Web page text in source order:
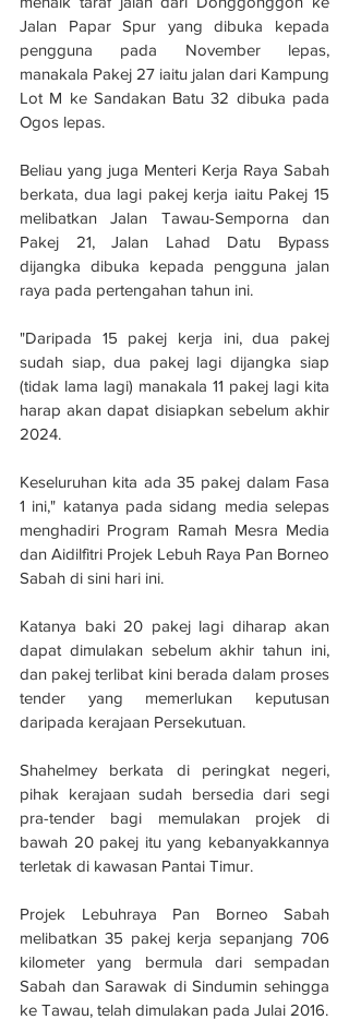
Jalan Papar Spur yang dibuka kepada
pengguna pada November lepas,
manakala Pakej 27 iaitu jalan dari Kampung
Lot M ke Sandakan Batu 32 dibuka pada
Ogos lepas.
Beliau yang juga Menteri Kerja Raya Sabah
berkata, dua lagi pakej kerja iaitu Pakej 15
melibatkan Jalan Tawau-Semporna dan
Pakej 21, Jalan Lahad Datu Bypass
dijangka dibuka kepada pengguna jalan
raya pada pertengahan tahun ini.
"Daripada 15 pakej kerja ini, dua pakej
sudah siap, dua pakej lagi dijangka siap
(tidak lama lagi) manakala 11 pakej lagi kita
harap akan dapat disiapkan sebelum akhir
2024.
Keseluruhan kita ada 35 pakej dalam Fasa
1 ini," katanya pada sidang media selepas
menghadiri Program Ramah Mesra Media
dan Aidilfitri Projek Lebuh Raya Pan Borneo
Sabah di sini hari ini.
Katanya baki 20 pakej lagi diharap akan
dapat dimulakan sebelum akhir tahun ini,
dan pakej terlibat kini berada dalam proses
tender yang memerlukan keputusan
daripada kerajaan Persekutuan.
Shahelmey berkata di peringkat negeri,
pihak kerajaan sudah bersedia dari segi
pra-tender bagi memulakan projek di
bawah 20 pakej itu yang kebanyakkannya
terletak di kawasan Pantai Timur.
Projek Lebuhraya Pan Borneo Sabah
melibatkan 35 pakej kerja sepanjang 706
kilometer yang bermula dari sempadan
Sabah dan Sarawak di Sindumin sehingga
ke Tawau, telah dimulakan pada Julai 2016.